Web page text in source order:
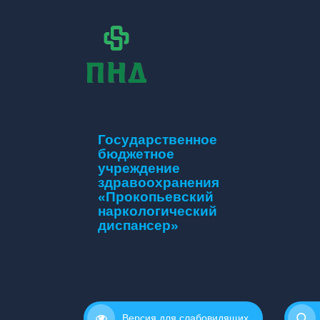
Государственное
бюджетное
учреждение
здравоохранения
«Прокопьевский
наркологический
диспансер»